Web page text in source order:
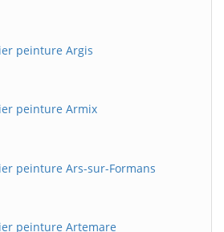
peinture Argis
peinture Armix
peinture Ars-sur-Formans
peinture Artemare